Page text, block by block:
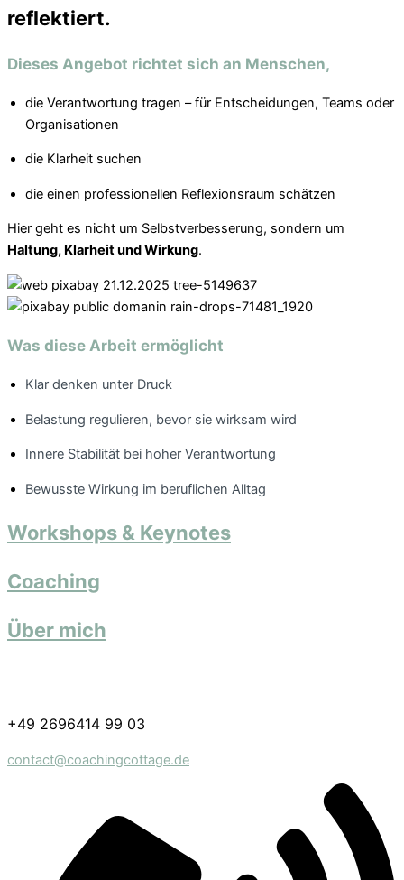
reflektiert.
Dieses Angebot richtet sich an Menschen,
die Verantwortung tragen – für Entscheidungen, Teams oder
Organisationen
die Klarheit suchen
die einen professionellen Reflexionsraum schätzen
Hier geht es nicht um Selbstverbesserung, sondern um
Haltung, Klarheit und Wirkung.
Was diese Arbeit ermöglicht
Klar denken unter Druck
Belastung regulieren, bevor sie wirksam wird
Innere Stabilität bei hoher Verantwortung
Bewusste Wirkung im beruflichen Alltag
Workshops & Keynotes
Coaching
Über mich
+49 2696414 99 03
contact@coachingcottage.de